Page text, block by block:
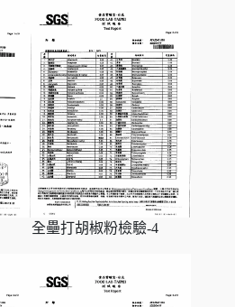
全壘打胡椒粉檢驗-4